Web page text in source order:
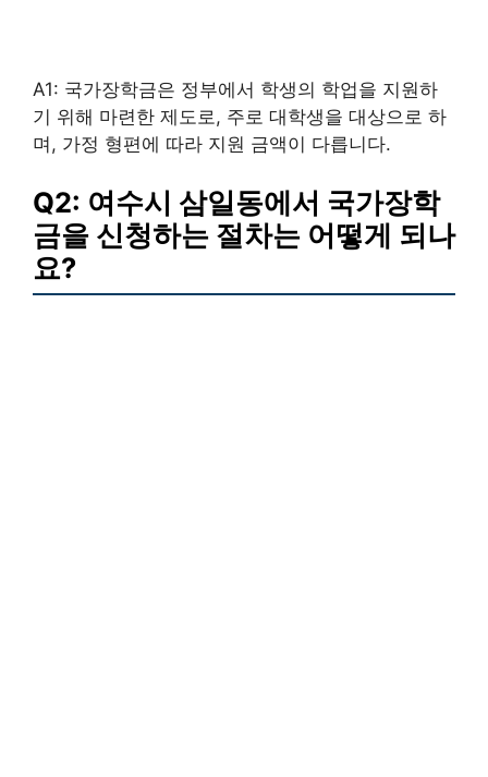
A1: 국가장학금은 정부에서 학생의 학업을 지원하
기 위해 마련한 제도로, 주로 대학생을 대상으로 하
며, 가정 형편에 따라 지원 금액이 다릅니다.
Q2: 여수시 삼일동에서 국가장학
금을 신청하는 절차는 어떻게 되나
요?